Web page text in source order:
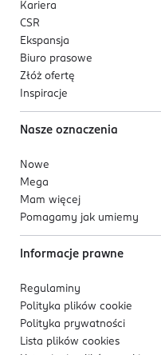
Kariera
CSR
Ekspansja
Biuro prasowe
Złóż ofertę
Inspiracje
Nasze oznaczenia
Nowe
Mega
Mam więcej
Pomagamy jak umiemy
Informacje prawne
Regulaminy
Polityka plików cookie
Polityka prywatności
Lista plików cookies